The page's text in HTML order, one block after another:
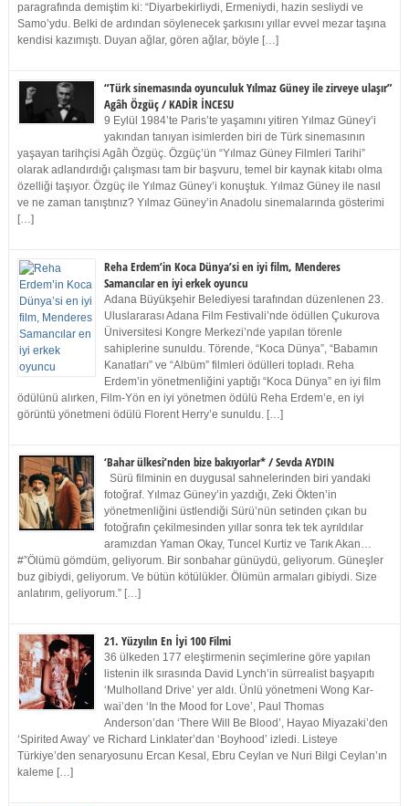
paragrafında demiştim ki: “Diyarbekirliydi, Ermeniydi, hazin sesliydi ve
Samo’ydu. Belki de ardından söylenecek şarkısını yıllar evvel mezar taşına
kendisi kazımıştı. Duyan ağlar, gören ağlar, böyle […]
“Türk sinemasında oyunculuk Yılmaz Güney ile zirveye ulaşır”
Agâh Özgüç / KADİR İNCESU
9 Eylül 1984’te Paris’te yaşamını yitiren Yılmaz Güney’i
yakından tanıyan isimlerden biri de Türk sinemasının
yaşayan tarihçisi Agâh Özgüç. Özgüç’ün “Yılmaz Güney Filmleri Tarihi”
olarak adlandırdığı çalışması tam bir başvuru, temel bir kaynak kitabı olma
özelliği taşıyor. Özgüç ile Yılmaz Güney’i konuştuk. Yılmaz Güney ile nasıl
ve ne zaman tanıştınız? Yılmaz Güney’in Anadolu sinemalarında gösterimi
[…]
Reha Erdem’in Koca Dünya’si en iyi film, Menderes
Samancılar en iyi erkek oyuncu
Adana Büyükşehir Belediyesi tarafından düzenlenen 23.
Uluslararası Adana Film Festivali’nde ödüllen Çukurova
Üniversitesi Kongre Merkezi’nde yapılan törenle
sahiplerine sunuldu. Törende, “Koca Dünya”, “Babamın
Kanatları” ve “Albüm” filmleri ödülleri topladı. Reha
Erdem’in yönetmenliğini yaptığı “Koca Dünya” en iyi film
ödülünü alırken, Film-Yön en iyi yönetmen ödülü Reha Erdem’e, en iyi
görüntü yönetmeni ödülü Florent Herry’e sunuldu. […]
‘Bahar ülkesi’nden bize bakıyorlar* / Sevda AYDIN
Sürü filminin en duygusal sahnelerinden biri yandaki
fotoğraf. Yılmaz Güney’in yazdığı, Zeki Ökten’in
yönetmenliğini üstlendiği Sürü’nün setinden çıkan bu
fotoğrafın çekilmesinden yıllar sonra tek tek ayrıldılar
aramızdan Yaman Okay, Tuncel Kurtiz ve Tarık Akan…
#”Ölümü gömdüm, geliyorum. Bir sonbahar günüydü, geliyorum. Güneşler
buz gibiydi, geliyorum. Ve bütün kötülükler. Ölümün armaları gibiydi. Size
anlatırım, geliyorum.” […]
21. Yüzyılın En İyi 100 Filmi
36 ülkeden 177 eleştirmenin seçimlerine göre yapılan
listenin ilk sırasında David Lynch’in sürrealist başyapıtı
‘Mulholland Drive’ yer aldı. Ünlü yönetmeni Wong Kar-
wai’den ‘In the Mood for Love’, Paul Thomas
Anderson’dan ‘There Will Be Blood’, Hayao Miyazaki’den
‘Spirited Away’ ve Richard Linklater’dan ‘Boyhood’ izledi. Listeye
Türkiye’den senaryosunu Ercan Kesal, Ebru Ceylan ve Nuri Bilgi Ceylan’ın
kaleme […]